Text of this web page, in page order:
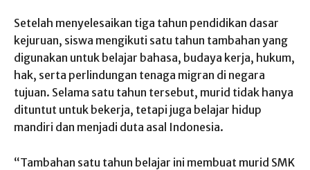
Setelah menyelesaikan tiga tahun pendidikan dasar
kejuruan, siswa mengikuti satu tahun tambahan yang
digunakan untuk belajar bahasa, budaya kerja, hukum,
hak, serta perlindungan tenaga migran di negara
tujuan. Selama satu tahun tersebut, murid tidak hanya
dituntut untuk bekerja, tetapi juga belajar hidup
mandiri dan menjadi duta asal Indonesia.
“Tambahan satu tahun belajar ini membuat murid SMK